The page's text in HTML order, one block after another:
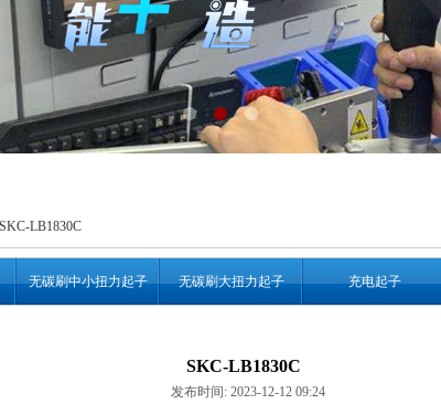
SKC-LB1830C
无碳刷中小扭力起子 无碳刷大扭力起子 充电起子
SKC-LB1830C
发布时间: 2023-12-12 09:24